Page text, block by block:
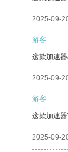
2025-09-
游客
这款加速
2025-09-
游客
这款加速
2025-09-